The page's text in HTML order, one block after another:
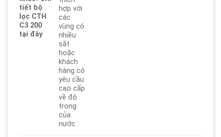
tiết bộ
lọc CTH
C3 200
tại đây
hợp với
các
vùng có
nhiều
sắt
hoặc
khách
hàng có
yêu cầu
cao cấp
về độ
trong
của
nước